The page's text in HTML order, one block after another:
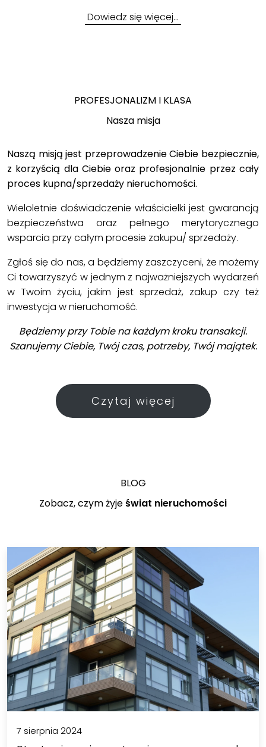
Dowiedz się więcej…
PROFESJONALIZM I KLASA
Nasza misja
Naszą misją jest przeprowadzenie Ciebie bezpiecznie,
z korzyścią dla Ciebie oraz profesjonalnie przez cały
proces kupna/sprzedaży nieruchomości.
Wieloletnie doświadczenie właścicielki jest gwarancją
bezpieczeństwa oraz pełnego merytorycznego
wsparcia przy całym procesie zakupu/ sprzedaży.
Zgłoś się do nas, a będziemy zaszczyceni, że możemy
Ci towarzyszyć w jednym z najważniejszych wydarzeń
w Twoim życiu, jakim jest sprzedaż, zakup czy też
inwestycja w nieruchomość.
Będziemy przy Tobie na każdym kroku transakcji.
Szanujemy Ciebie, Twój czas, potrzeby, Twój majątek.
Czytaj więcej
BLOG
Zobacz, czym żyjeświat nieruchomości
7 sierpnia 2024